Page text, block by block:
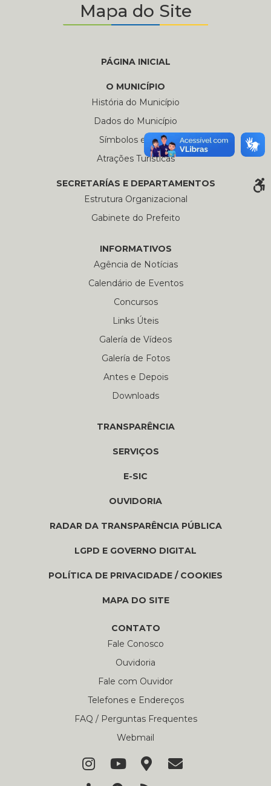
Mapa do Site
PÁGINA INICIAL
O MUNICÍPIO
História do Município
Dados do Município
Símbolos e Hinos
Atrações Turísticas
SECRETARÍAS E DEPARTAMENTOS
Estrutura Organizacional
Gabinete do Prefeito
INFORMATIVOS
Agência de Notícias
Calendário de Eventos
Concursos
Links Úteis
Galería de Vídeos
Galería de Fotos
Antes e Depois
Downloads
TRANSPARÊNCIA
SERVIÇOS
E-SIC
OUVIDORIA
RADAR DA TRANSPARÊNCIA PÚBLICA
LGPD E GOVERNO DIGITAL
POLÍTICA DE PRIVACIDADE / COOKIES
MAPA DO SITE
CONTATO
Fale Conosco
Ouvidoria
Fale com Ouvidor
Telefones e Endereços
FAQ / Perguntas Frequentes
Webmail